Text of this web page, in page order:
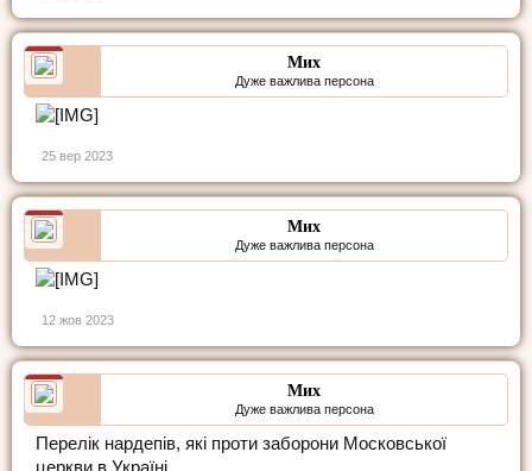
Мих
Дуже важлива персона
25 вер 2023
Мих
Дуже важлива персона
12 жов 2023
Мих
Дуже важлива персона
Перелік нардепів, які проти заборони Московської
церкви в Україні